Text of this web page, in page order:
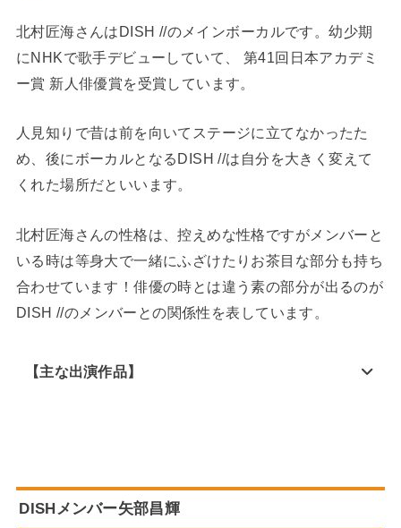
北村匠海さんはDISH //のメインボーカルです。幼少期
にNHKで歌手デビューしていて、 第41回日本アカデミ
ー賞 新人俳優賞を受賞しています。
人見知りで昔は前を向いてステージに立てなかったた
め、後にボーカルとなるDISH //は自分を大きく変えて
くれた場所だといいます。
北村匠海さんの性格は、控えめな性格ですがメンバーと
いる時は等身大で一緒にふざけたりお茶目な部分も持ち
合わせています！俳優の時とは違う素の部分が出るのが
DISH //のメンバーとの関係性を表しています。
【主な出演作品】
DISHメンバー矢部昌輝